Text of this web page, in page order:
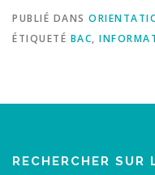
PUBLIÉ DANS
ÉTIQUETÉ BAC,
RECHERCHER SUR